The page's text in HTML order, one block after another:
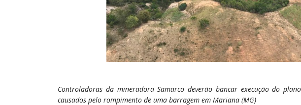
Controladoras da mineradora Samarco deverão bancar execução do
causados pelo rompimento de uma barragem em Mariana (MG)